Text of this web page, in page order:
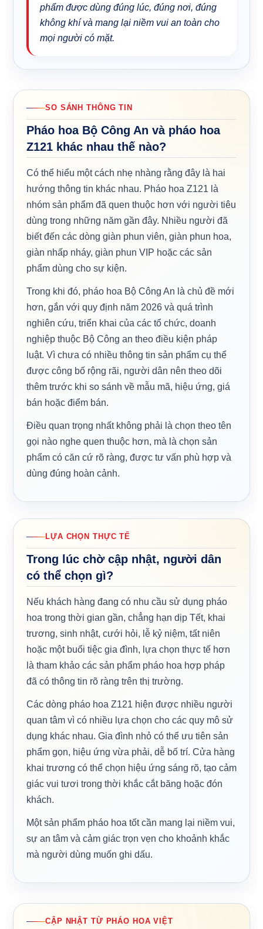
phẩm được dùng đúng lúc, đúng nơi, đúng
không khí và mang lại niềm vui an toàn cho
mọi người có mặt.
SO SÁNH THÔNG TIN
Pháo hoa Bộ Công An và pháo hoa
Z121 khác nhau thế nào?
Có thể hiểu một cách nhẹ nhàng rằng đây là hai
hướng thông tin khác nhau. Pháo hoa Z121 là
nhóm sản phẩm đã quen thuộc hơn với người tiêu
dùng trong những năm gần đây. Nhiều người đã
biết đến các dòng giàn phun viên, giàn phun hoa,
giàn nhấp nháy, giàn phun VIP hoặc các sản
phẩm dùng cho sự kiện.
Trong khi đó, pháo hoa Bộ Công An là chủ đề mới
hơn, gắn với quy định năm 2026 và quá trình
nghiên cứu, triển khai của các tổ chức, doanh
nghiệp thuộc Bộ Công an theo điều kiện pháp
luật. Vì chưa có nhiều thông tin sản phẩm cụ thể
được công bố rộng rãi, người dân nên theo dõi
thêm trước khi so sánh về mẫu mã, hiệu ứng, giá
bán hoặc điểm bán.
Điều quan trọng nhất không phải là chọn theo tên
gọi nào nghe quen thuộc hơn, mà là chọn sản
phẩm có căn cứ rõ ràng, được tư vấn phù hợp và
dùng đúng hoàn cảnh.
LỰA CHỌN THỰC TẾ
Trong lúc chờ cập nhật, người dân
có thể chọn gì?
Nếu khách hàng đang có nhu cầu sử dụng pháo
hoa trong thời gian gần, chẳng hạn dịp Tết, khai
trương, sinh nhật, cưới hỏi, lễ kỷ niệm, tất niên
hoặc một buổi tiệc gia đình, lựa chọn thực tế hơn
là tham khảo các sản phẩm pháo hoa hợp pháp
đã có thông tin rõ ràng trên thị trường.
Các dòng pháo hoa Z121 hiện được nhiều người
quan tâm vì có nhiều lựa chọn cho các quy mô sử
dụng khác nhau. Gia đình nhỏ có thể ưu tiên sản
phẩm gọn, hiệu ứng vừa phải, dễ bố trí. Cửa hàng
khai trương có thể chọn hiệu ứng sáng rõ, tạo cảm
giác vui tươi trong thời khắc cắt băng hoặc đón
khách.
Một sản phẩm pháo hoa tốt cần mang lại niềm vui,
sự an tâm và cảm giác trọn vẹn cho khoảnh khắc
mà người dùng muốn ghi dấu.
CẬP NHẬT TỪ PHÁO HOA VIỆT